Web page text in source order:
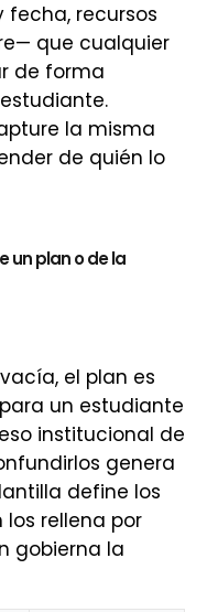
fecha, recursos
que cualquier
de forma
la misma
de quién lo
un plan o de la
el plan es
un estudiante
institucional de
genera
define los
rellena por
gobierna la